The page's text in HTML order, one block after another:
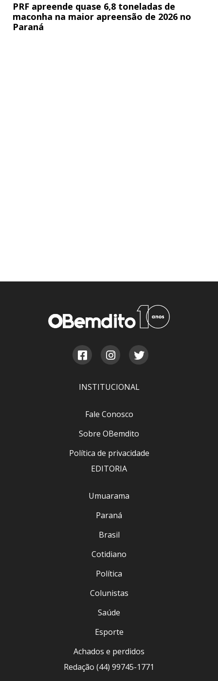
PRF apreende quase 6,8 toneladas de
maconha na maior apreensão de 2026 no
Paraná
INSTITUCIONAL
Fale Conosco
Sobre OBemdito
Política de privacidade
EDITORIA
Umuarama
Paraná
Brasil
Cotidiano
Política
Colunistas
Saúde
Esporte
Achados e perdidos
Redação (44) 99745-1771